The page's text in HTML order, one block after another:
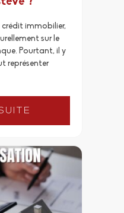
crédit immobilier,
sur le
Pourtant, il y
représenter